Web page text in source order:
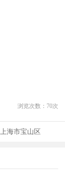
浏览次数： 70次
上海市宝山区